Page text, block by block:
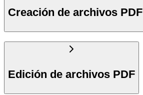
Creación de archivos PDF
Edición de archivos PDF